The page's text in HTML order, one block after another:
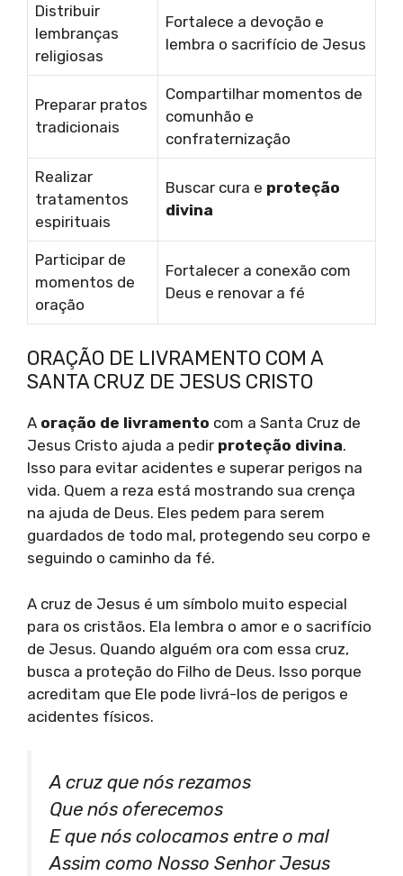
Distribuir
lembranças
religiosas
Fortalece a devoção e
lembra o sacrifício de Jesus
Preparar pratos
tradicionais
Compartilhar momentos de
comunhão e
confraternização
Realizar
tratamentos
espirituais
Buscar cura e proteção
divina
Participar de
momentos de
oração
Fortalecer a conexão com
Deus e renovar a fé
ORAÇÃO DE LIVRAMENTO COM A
SANTA CRUZ DE JESUS CRISTO
A oração de livramento com a Santa Cruz de
Jesus Cristo ajuda a pedir proteção divina.
Isso para evitar acidentes e superar perigos na
vida. Quem a reza está mostrando sua crença
na ajuda de Deus. Eles pedem para serem
guardados de todo mal, protegendo seu corpo e
seguindo o caminho da fé.
A cruz de Jesus é um símbolo muito especial
para os cristãos. Ela lembra o amor e o sacrifício
de Jesus. Quando alguém ora com essa cruz,
busca a proteção do Filho de Deus. Isso porque
acreditam que Ele pode livrá-los de perigos e
acidentes físicos.
A cruz que nós rezamos
Que nós oferecemos
E que nós colocamos entre o mal
Assim como Nosso Senhor Jesus